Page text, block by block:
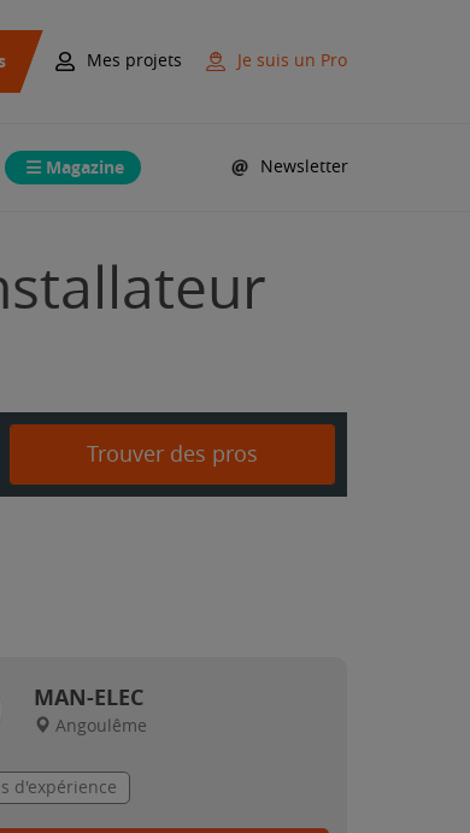
Mes projets Je suis un Pro
Magazine Newsletter
Trouver des pros
MAN-ELEC
Angoulême
d'expérience